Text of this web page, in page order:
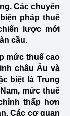
Các chuyên
pháp thuế
lược mới
cầu.
mức thuế cao
châu Âu và
biệt là Trung
mức thuế
thấp hơn
Các cơ quan